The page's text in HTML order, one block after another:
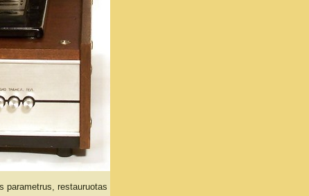
parametrus, restauruotas